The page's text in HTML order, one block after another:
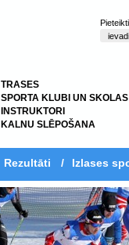
TRASES
SPORTA KLUBI UN SKOLAS
INSTRUKTORI
KALNU SLĒPOŠANA
Rezultāti / Izlases